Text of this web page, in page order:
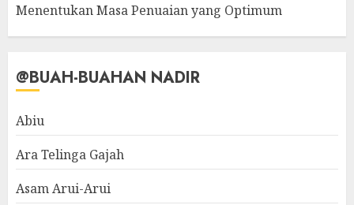
Menentukan Masa Penuaian yang Optimum
@BUAH-BUAHAN NADIR
Abiu
Ara Telinga Gajah
Asam Arui-Arui